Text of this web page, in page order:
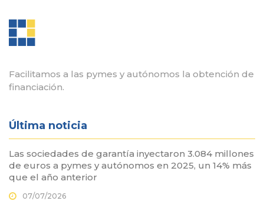
Facilitamos a las pymes y autónomos la obtención de
financiación.
Última noticia
Las sociedades de garantía inyectaron 3.084 millones
de euros a pymes y autónomos en 2025, un 14% más
que el año anterior
07/07/2026